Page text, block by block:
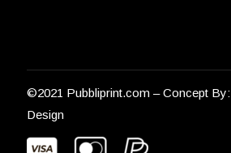
©2021 Pubbliprint.com – Concept By:
Design